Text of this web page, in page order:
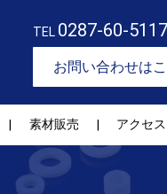
TEL 0287-60-5117
お問い合わせは
素材販売 アクセス